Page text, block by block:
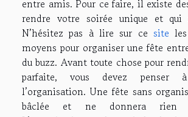
entre amis. Pour ce faire, il existe
rendre votre soirée unique et qui
N’hésitez pas à lire sur ce site
moyens pour organiser une fête
du buzz. Avant toute chose pour
parfaite, vous devez penser
l’organisation. Une fête sans
bâclée et ne donnera rien